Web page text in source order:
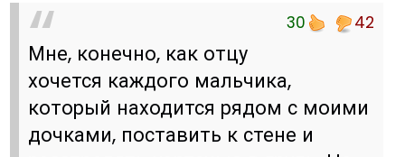
30 42
Мне, конечно, как отцу
хочется каждого мальчика,
который находится рядом с моими
дочками, поставить к стене и